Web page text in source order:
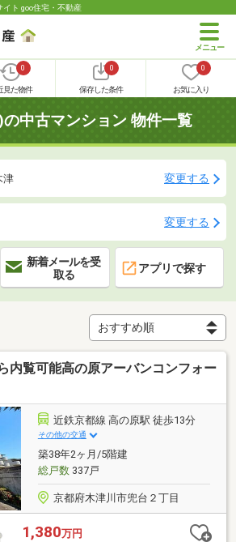
イト goo住宅・不動産
0
見た物件
0
保存した条件
0
お気に入り
中古マンション 物件一覧
津 変更する
変更する
新着メールを受
取る
アプリで探す
覧可能高の原アーバンコンフォー
近鉄京都線 高の原駅 徒歩13分
その他の交通
築38年2ヶ月/5階建
総戸数337戸
京都府木津川市兜台２丁目
1,380万円